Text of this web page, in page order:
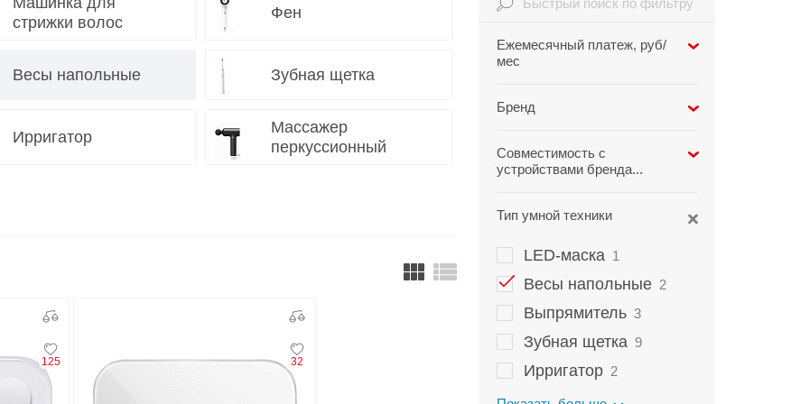
realme TCL
TCL 50
TCL 60
TCL 70
Infinix GT
стрижки волос
Фен
Весы напольные Зубная щетка
Ирригатор
Массажер
перкуссионный
125 32
Ежемесячный платеж, руб/
мес
Бренд
Xiaomi 2
Совместимость с
устройствами бренда...
Apple 2
ViVo
Тип умной техники
LED-маска 1
Весы напольные 2
Выпрямитель 3
Зубная щетка 9
Ирригатор 2